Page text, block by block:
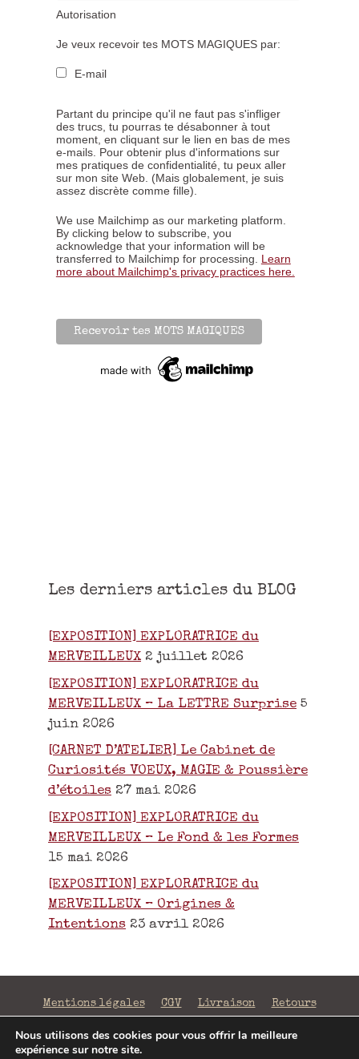
Autorisation
Je veux recevoir tes MOTS MAGIQUES par:
E-mail
Partant du principe qu'il ne faut pas s'infliger
des trucs, tu pourras te désabonner à tout
moment, en cliquant sur le lien en bas de mes
e-mails. Pour obtenir plus d'informations sur
mes pratiques de confidentialité, tu peux aller
sur mon site Web. (Mais globalement, je suis
assez discrète comme fille).
We use Mailchimp as our marketing platform.
By clicking below to subscribe, you
acknowledge that your information will be
transferred to Mailchimp for processing. Learn
more about Mailchimp's privacy practices here.
Les derniers articles du BLOG
[EXPOSITION] EXPLORATRICE du
MERVEILLEUX 2 juillet 2026
[EXPOSITION] EXPLORATRICE du
MERVEILLEUX – La LETTRE Surprise 5
juin 2026
[CARNET D’ATELIER] Le Cabinet de
Curiosités VOEUX, MAGIE & Poussière
d’étoiles 27 mai 2026
[EXPOSITION] EXPLORATRICE du
MERVEILLEUX – Le Fond & les Formes
15 mai 2026
[EXPOSITION] EXPLORATRICE du
MERVEILLEUX – Origines &
Intentions 23 avril 2026
Mentions légales CGV Livraison Retours
Confidentialité
Nous utilisons des cookies pour vous offrir la meilleure
expérience sur notre site.